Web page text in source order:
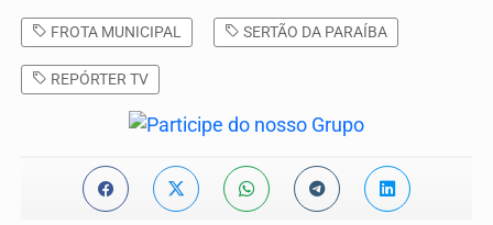
FROTA MUNICIPAL SERTÃO DA PARAÍBA
REPÓRTER TV